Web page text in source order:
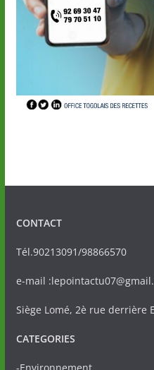
CONTACT
Tél.90213091/98866570
e-mail
Siège Lomé, 2è rue derrière
CATEGORIES